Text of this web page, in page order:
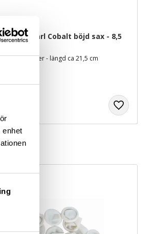
enhet
Black Pearl Cobalt böjd sax - 8,5
former - längd ca 21,5 cm